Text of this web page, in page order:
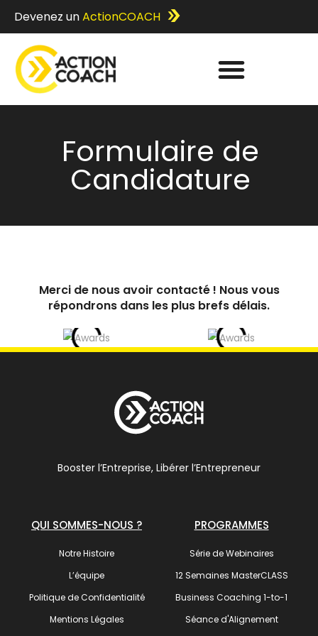
Devenez unActionCOACH
Formulaire de
Candidature
Merci de nous avoir contacté ! Nous vous
répondrons dans les plus brefs délais.
Booster l’Entreprise, Libérer l’Entrepreneur
QUI SOMMES-NOUS ?
Notre Histoire
L’équipe
Politique de Confidentialité
Mentions Légales
PROGRAMMES
Série de Webinaires
12 Semaines MasterCLASS
Business Coaching 1-to-1
Séance d'Alignement